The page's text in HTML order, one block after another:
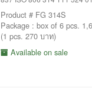
Product # FG 314S
Package : box of 6 pcs.
(1 pcs. 270 บาท)
Available on sale